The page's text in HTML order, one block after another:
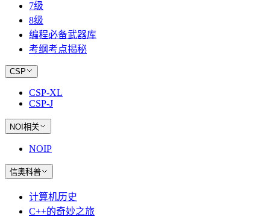
7级
8级
编程必备武器库
考纲考点揭秘
CSP
CSP-XL
CSP-J
NOI相关
NOIP
信奥科普
计算机历史
C++的奇妙之旅